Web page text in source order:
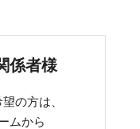
係者様
の方は、
ムから